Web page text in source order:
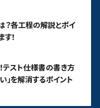
？各工程の解説とポイ
！
テスト仕様書の書き方
」を解消するポイント